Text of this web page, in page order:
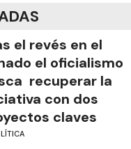
el revés en el
el oficialismo
recuperar la
con dos
claves